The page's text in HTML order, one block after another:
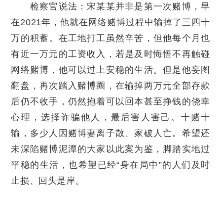
检察官说法：宋某某并非是第一次赌博，早
在2021年，他就在网络赌博过程中输掉了三四十
万的积蓄。在工地打工虽然辛苦，但他每个月也
有近一万元的工资收入，若是及时悔悟不再触碰
网络赌博，他可以过上安稳的生活。但是他妄图
翻盘，再次踏入赌博圈，在输掉两万元全部存款
后仍不收手，仍然抱着可以回本甚至挣钱的侥幸
心理，选择诈骗他人，最后害人害己。十赌十
输，多少人因赌博妻离子散、家破人亡。希望还
未深陷赌博泥潭的大家以此案为鉴，脚踏实地过
平稳的生活，也希望已经“身在局中”的人们及时
止损、回头是岸。